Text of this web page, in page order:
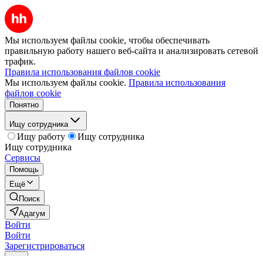
Мы используем файлы cookie, чтобы обеспечивать
правильную работу нашего веб-сайта и анализировать сетевой
трафик.
Правила использования файлов cookie
Мы используем файлы cookie. Правила использования
файлов cookie
Понятно
Ищу сотрудника
Ищу работу
Ищу сотрудника
Ищу сотрудника
Сервисы
Помощь
Ещё
Поиск
Адагум
Войти
Войти
Зарегистрироваться